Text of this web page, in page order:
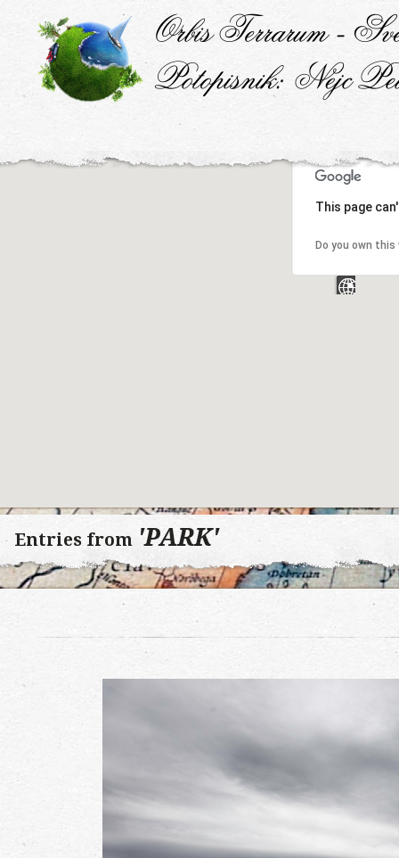
This page
Do you own
Entries from 'PARK'